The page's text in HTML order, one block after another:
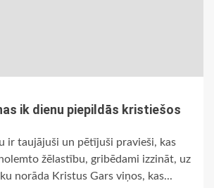
ik dienu piepildās kristiešos
ir taujājuši un pētījuši pravieši, kas
žēlastību, gribēdami izzināt, uz
norāda Kristus Gars viņos, kas...